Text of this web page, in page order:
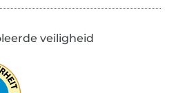
veiligheid